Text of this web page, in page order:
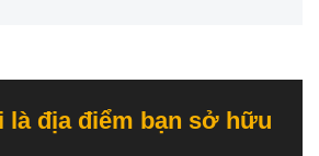
là địa điểm bạn sở hữu